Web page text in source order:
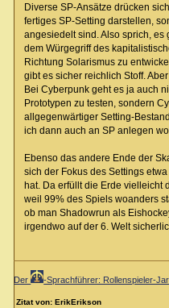
Diverse SP-Ansätze drücken
fertiges SP-Setting darstellen,
angesiedelt sind. Also sprich, es
dem Würgegriff des
Richtung Solarismus zu
gibt es sicher reichlich Stoff.
Bei Cyberpunk geht es ja auch
Prototypen zu testen, sondern
allgegenwärtiger Setting-
ich dann auch an SP anlegen
Ebenso das andere Ende der
sich der Fokus des Settings
hat. Da erfüllt die Erde vielleicht
weil 99% des Spiels woanders
ob man Shadowrun als
irgendwo auf der 6. Welt
Der -Sprachführer: Rollenspieler-
Zitat von: ErikErikson